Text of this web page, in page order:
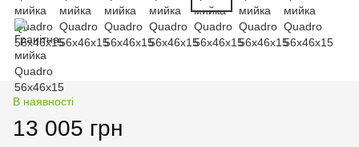
В наявності
13 005 грн